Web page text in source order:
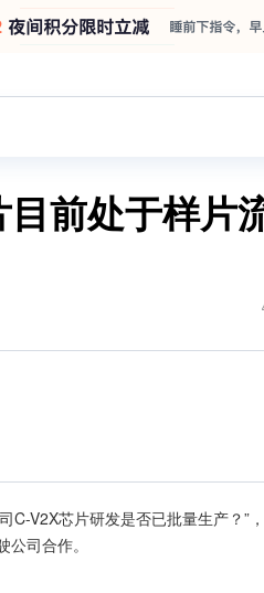
前处于样片
V2X芯片研发是否已批量生产？”
司合作。